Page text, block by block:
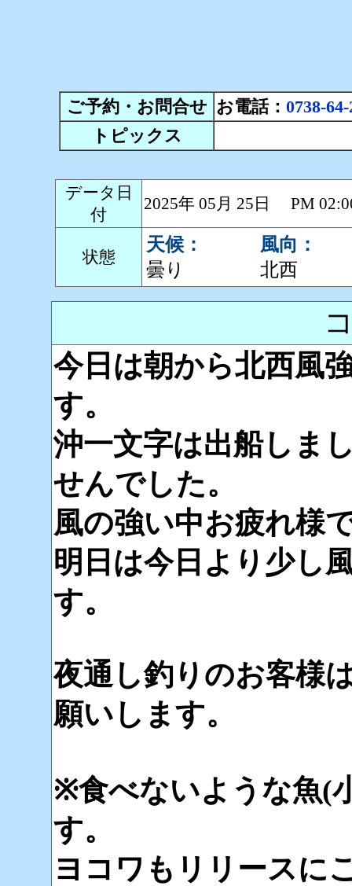
ご予約・お問合せ お電話： 0738-
トピックス
データ日
付
2025年 05月 25日 PM
状態
天候：
曇り
風向：
北西
今日は朝から北西風
す。
沖一文字は出船しま
せんでした。
風の強い中お疲れ様
明日は今日より少し
す。
夜通し釣りのお客様
願いします。
※食べないような魚(
す。
ヨコワもリリースに